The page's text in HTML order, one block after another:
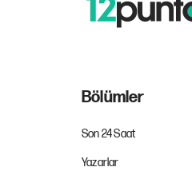
Bölümler
Son 24 Saat
Yazarlar